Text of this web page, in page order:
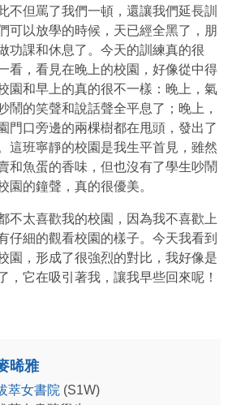
不但罵了我們一頓，還讓我們延長訓
可以放學的時候，天已經全黑了，朋
功課和休息了。今天的訓練真的很
看，看見在晚上的校園，好像從中得
園和早上的真的很不一樣：晚上，氣
鬧的笑聲和說話聲全平息了；晚上，
門口旁邊的兩棵樹都在甩頭，發出了
這班寧靜的校園是我生平首見，雖然
和魚蛋的香味，但也沒有了學生吵鬧
園的鐘聲，真的很優美。
不太喜歡我的校園，因為我不喜歡上
仔細的觀看校園的樣子。今天我看到
園，形成了很強烈的對比，我好像是
，它在吸引著我，讓我早些回來呢！
晞雅
萃女書院 (S1W)